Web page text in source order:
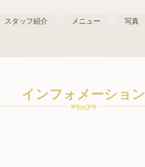
スタッフ紹介 メニュー 写真
インフォメーション